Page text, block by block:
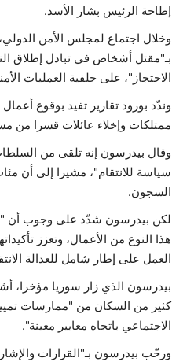
إطاحة الرئيس بشار الأسد.
وخلال اجتماع لمجلس الأمن
بـ"مقتل أشخاص في تبادل إطلاق
الاحتجاز"، على خلفية العمليات
وندّد بورود تقارير تفيد بوقوع
ممتلكات وإخلاء عائلات قسرا من
وقال بيدرسون إنه تلقى من
سياسة للانتقام"، مشيرا إلى أن
السجون.
لكن بيدرسون شدّد على وجوب أن
هذا النوع من الأعمال، وتعزز
العمل على إطار شامل للعدالة
بيدرسون الذي زار سوريا مؤخرا،
كثير من السكان من "ممارسات
الاجتماعي باتجاه معايير معينة".
ورحّب بيدرسون بـ"القرارات